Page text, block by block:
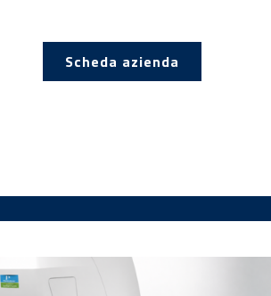
Scheda azienda